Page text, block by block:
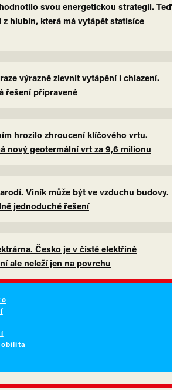
svou energetickou strategii. Teď
z hlubin, která má vytápět statisíce
výrazně zlevnit vytápění i chlazení.
řešení připravené
hrozilo zhroucení klíčového vrtu.
nový geotermální vrt za 9,6 milionu
Viník může být ve vzduchu budovy.
jednoduché řešení
Česko je v čisté elektřině
ale neleží jen na povrchu